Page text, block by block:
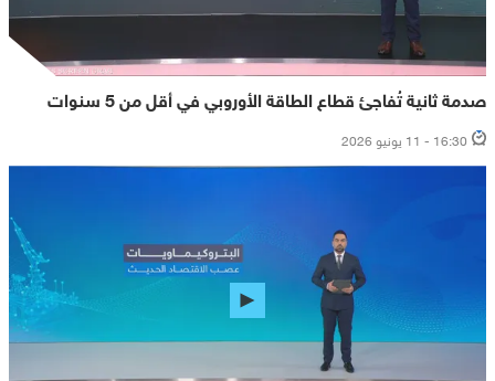
صدمة ثانية تُفاجئ قطاع الطاقة الأوروبي في أقل من 5 سنوات
16:30 - 11 يونيو 2026